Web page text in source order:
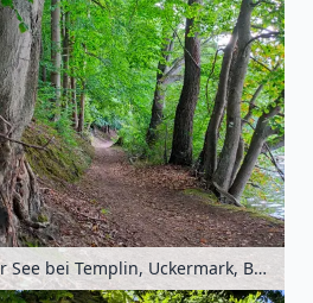
Uferweg am Templiner See bei Templin, Uckermark, Brandenburg, Deutschland